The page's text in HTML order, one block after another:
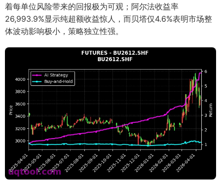
着每单位风险带来的回报极为可观；阿尔法收益率
26,993.9%显示纯超额收益惊人，而贝塔仅4.6%表明市场整
体波动影响极小，策略独立性强。